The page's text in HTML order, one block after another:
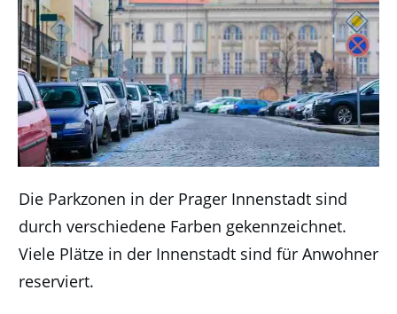
Die Parkzonen in der Prager Innenstadt sind
durch verschiedene Farben gekennzeichnet.
Viele Plätze in der Innenstadt sind für Anwohner
reserviert.